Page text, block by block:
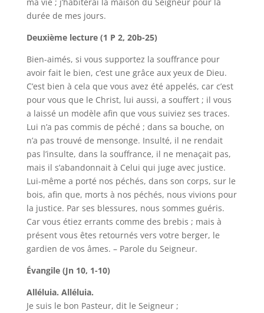
durée de mes jours.
Deuxième lecture (1 P 2, 20b-25)
Bien-aimés, si vous supportez la souffrance pour
avoir fait le bien, c’est une grâce aux yeux de Dieu.
C’est bien à cela que vous avez été appelés, car c’est
pour vous que le Christ, lui aussi, a souffert ; il vous
a laissé un modèle afin que vous suiviez ses traces.
Lui n’a pas commis de péché ; dans sa bouche, on
n’a pas trouvé de mensonge. Insulté, il ne rendait
pas l’insulte, dans la souffrance, il ne menaçait pas,
mais il s’abandonnait à Celui qui juge avec justice.
Lui-même a porté nos péchés, dans son corps, sur le
bois, afin que, morts à nos péchés, nous vivions pour
la justice. Par ses blessures, nous sommes guéris.
Car vous étiez errants comme des brebis ; mais à
présent vous êtes retournés vers votre berger, le
gardien de vos âmes. – Parole du Seigneur.
Évangile (Jn 10, 1-10)
Alléluia. Alléluia.
Je suis le bon Pasteur, dit le Seigneur ;